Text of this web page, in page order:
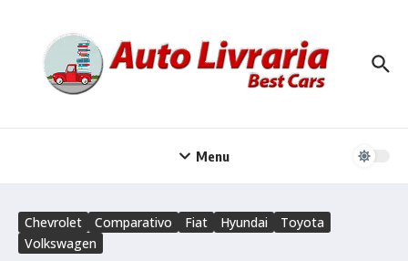
Menu
Chevrolet Comparativo Fiat Hyundai
Toyota
Volkswagen